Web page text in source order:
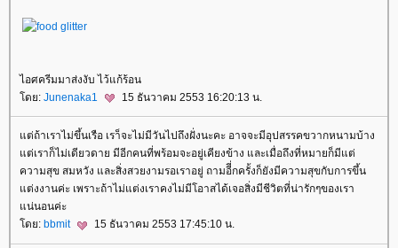
ไอศครีมมาส่งงับ ไว้แก้ร้อน
ดย: Junenaka1 15 ธันวาคม 2553 16:20:13 น.
ต่ถ้าเราไม่ขึ้นเรือ เรา็จะไม่มีวันไปถึงฝั่งนะคะ อาจจะมีอุปสรรคขวากหนามบ้าง
ต่เราก็ไม่เดียวดาย มีอีกคนที่พร้อมจะอยู่เคียงข้าง และเมื่อถึงที่หมายก็มีแต่
ความสุข สมหวัง และสิ่งสวยงามรอเราอยู่ ถามอีี่กครั้งก็ยังมีความสุขกับการขึ้น
ต่งงานค่ะ เพราะถ้าไม่แต่งเราคงไม่มีโอาสได้เจอสิ่งมีชีวิตที่น่ารักๆของเรา
น่นอนค่ะ
ดย: bbmit 15 ธันวาคม 2553 17:45:10 น.